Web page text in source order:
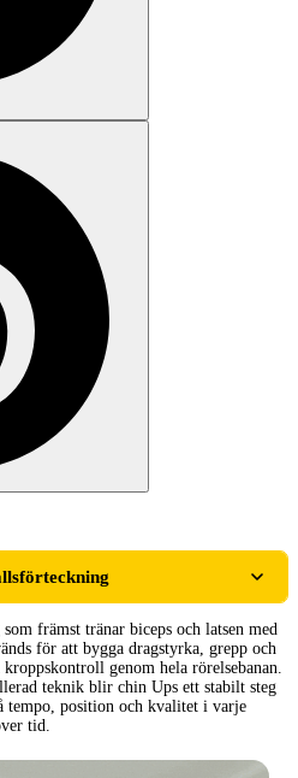
främst tränar biceps och latsen med
för att bygga dragstyrka, grepp och
genom hela rörelsebanan.
teknik blir chin Ups ett stabilt steg
tempo, position och kvalitet i varje
tid.